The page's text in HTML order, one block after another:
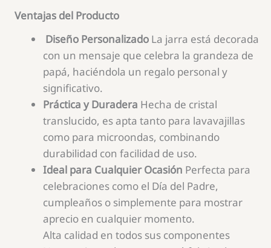
Ventajas del Producto
Diseño Personalizado La jarra está decorada
con un mensaje que celebra la grandeza de
papá, haciéndola un regalo personal y
significativo.
Práctica y Duradera Hecha de cristal
translucido, es apta tanto para lavavajillas
como para microondas, combinando
durabilidad con facilidad de uso.
Ideal para Cualquier Ocasión Perfecta para
celebraciones como el Día del Padre,
cumpleaños o simplemente para mostrar
aprecio en cualquier momento.
Alta calidad en todos sus componentes